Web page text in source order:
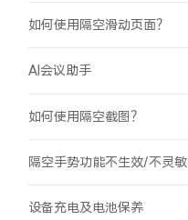
如何使用隔空滑动页面？
AI会议助手
如何使用隔空截图？
隔空手势功能不生效/不灵敏
设备充电及电池保养